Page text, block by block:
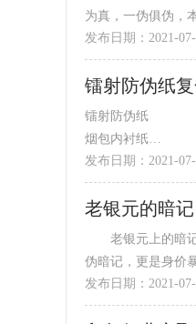
为真，一伪俱伪，
1．材料
高古玉多为就地
发布日期：2021-
镭射防伪纸
镭射防伪纸
烟包内衬纸
镭射防伪纸具有防
广泛应用于烟、酒
发布日期：2021-
老银元的暗
老银元上的暗记
伪暗记，更是身价
发布日期：2021-